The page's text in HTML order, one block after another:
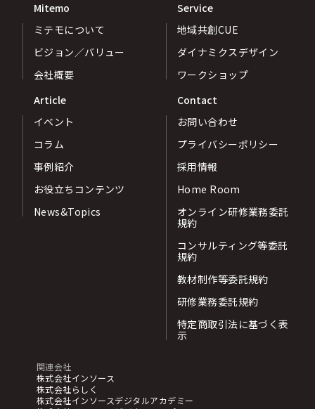
Mitemo
ミテモについて
ビジョン／バリュー
会社概要
Service
地域共創CUE
ダイナミクスデザイン
ワークショップ
Article
イベント
コラム
事例紹介
お役立ちコンテンツ
News&Topics
Contact
お問い合わせ
プライバシーポリシー
採用情報
Home Room
オンライン研修業務委託
規約
コンサルティング等委託
規約
教材制作等委託規約
研修業務委託規約
特定商取引法に基づく表
示
関連会社
株式会社インソース
株式会社らしく
株式会社インソースデジタルアカデミー